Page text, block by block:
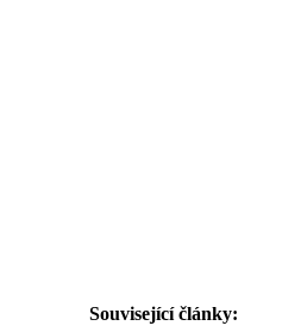
Související články: